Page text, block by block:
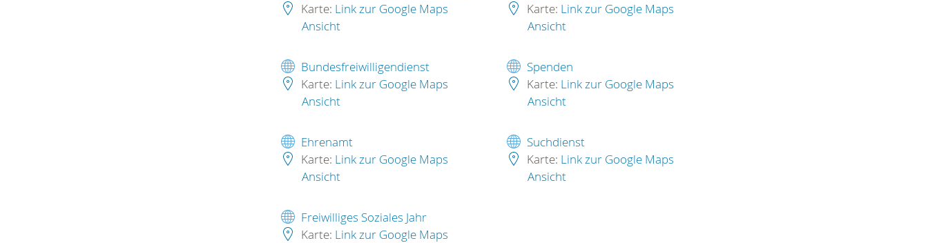
Karte: Link zur Google Maps
Ansicht
Bundesfreiwilligendienst
Karte: Link zur Google Maps
Ansicht
Ehrenamt
Karte: Link zur Google Maps
Ansicht
Freiwilliges Soziales Jahr
Karte: Link zur Google Maps
Karte: Link zur Google Maps
Ansicht
Spenden
Karte: Link zur Google Maps
Ansicht
Suchdienst
Karte: Link zur Google Maps
Ansicht